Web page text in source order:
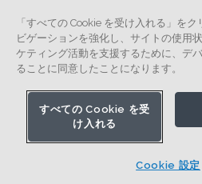
「すべての Cookie を受け入れる」を
ビゲーションを強化し、サイトの使用
ケティング活動を支援するために、デ
ることに同意したことになります。
すべての Cookie を受
け入れる
Cookie 設定